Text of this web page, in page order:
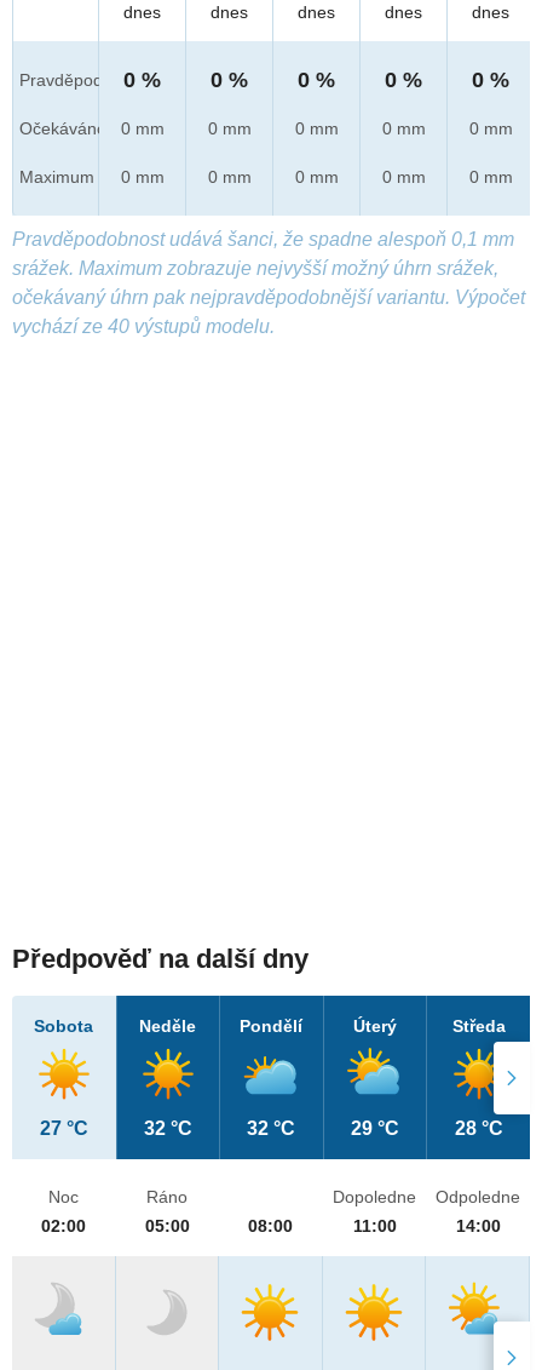
Pravděpod.
Očekáváno
Maximum
dnes
0 %
0 mm
0 mm
dnes
0 %
0 mm
0 mm
dnes
0 %
0 mm
0 mm
dnes
0 %
0 mm
0 mm
dnes
0 %
0 mm
0 mm
Pravděpodobnost udává šanci, že spadne alespoň 0,1 mm
srážek. Maximum zobrazuje nejvyšší možný úhrn srážek,
očekávaný úhrn pak nejpravděpodobnější variantu. Výpočet
vychází ze 40 výstupů modelu.
Předpověď na další dny
Sobota
27 °C
Neděle
32 °C
Pondělí
32 °C
Úterý
29 °C
Středa
28 °C
Noc
02:00
Ráno
05:00
08:00
Dopoledne
11:00
Odpoledne
14:00